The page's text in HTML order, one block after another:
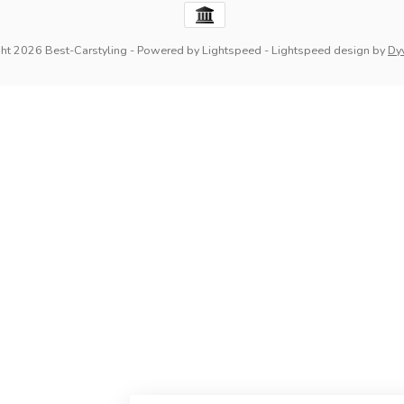
2026 Best-Carstyling - Powered by Lightspeed - Lightspeed design by